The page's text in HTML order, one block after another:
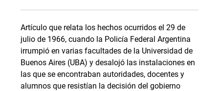
Artículo que relata los hechos ocurridos el 29 de
julio de 1966, cuando la Policía Federal Argentina
irrumpió en varias facultades de la Universidad de
Buenos Aires (UBA) y desalojó las instalaciones en
las que se encontraban autoridades, docentes y
alumnos que resistían la decisión del gobierno